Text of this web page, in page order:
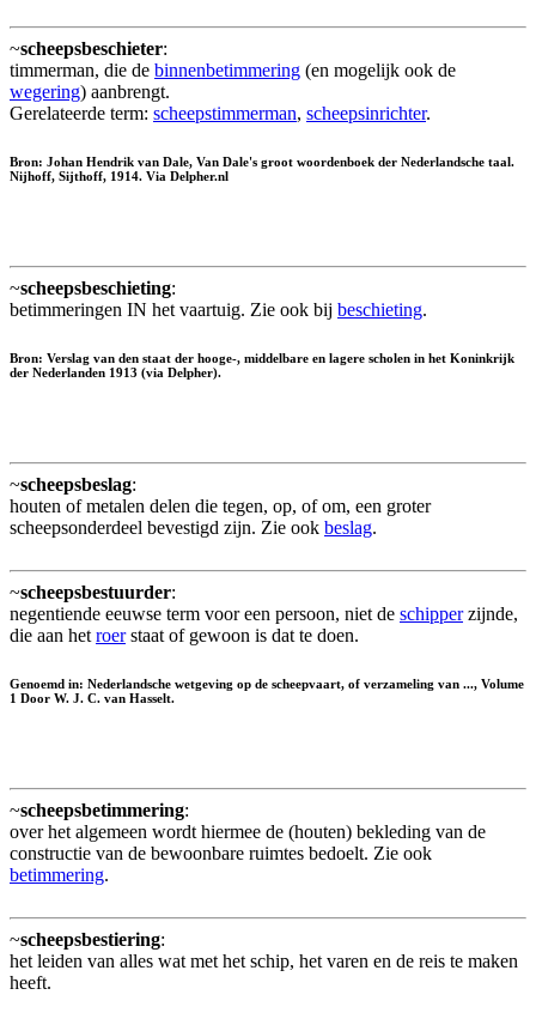
~scheepsbeschieter:
timmerman, die de binnenbetimmering (en mogelijk ook de
wegering) aanbrengt.
Gerelateerde term: scheepstimmerman, scheepsinrichter.
Bron: Johan Hendrik van Dale, Van Dale's groot woordenboek der Nederlandsche taal.
Nijhoff, Sijthoff, 1914. Via Delpher.nl
~scheepsbeschieting:
betimmeringen IN het vaartuig. Zie ook bij beschieting.
Bron: Verslag van den staat der hooge-, middelbare en lagere scholen in het Koninkrijk
der Nederlanden 1913 (via Delpher).
~scheepsbeslag:
houten of metalen delen die tegen, op, of om, een groter
scheepsonderdeel bevestigd zijn. Zie ook beslag.
~scheepsbestuurder:
negentiende eeuwse term voor een persoon, niet de schipperzijnde,
die aan het roerstaat of gewoon is dat te doen.
Genoemd in: Nederlandsche wetgeving op de scheepvaart, of verzameling van ..., Volume
1 Door W. J. C. van Hasselt.
~scheepsbetimmering:
over het algemeen wordt hiermee de (houten) bekleding van de
constructie van de bewoonbare ruimtes bedoelt. Zie ook
betimmering.
~scheepsbestiering:
het leiden van alles wat met het schip, het varen en de reis te maken
heeft.